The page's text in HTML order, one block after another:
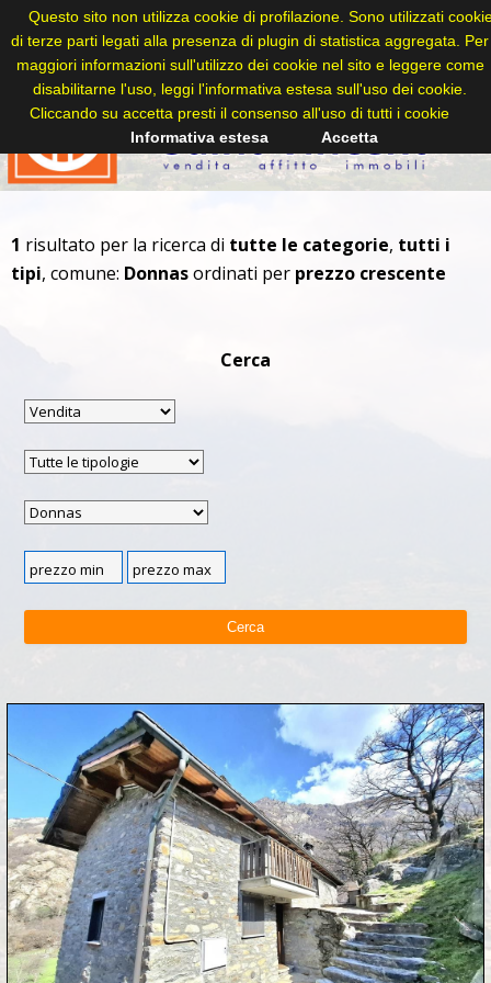
1 risultato per la ricerca di tutte le categorie, tutti i
tipi, comune: Donnasordinati per prezzo crescente
Cerca
Questo sito non utilizza cookie di profilazione. Sono utilizzati
di terze parti legati alla presenza di plugin di statistica aggregata. Per
maggiori informazioni sull'utilizzo dei cookie nel sito e leggere come
disabilitarne l'uso, leggi l'informativa estesa sull'uso dei cookie.
Cliccando su accetta presti il consenso all'uso di tutti i cookie
Informativa estesa
Accetta